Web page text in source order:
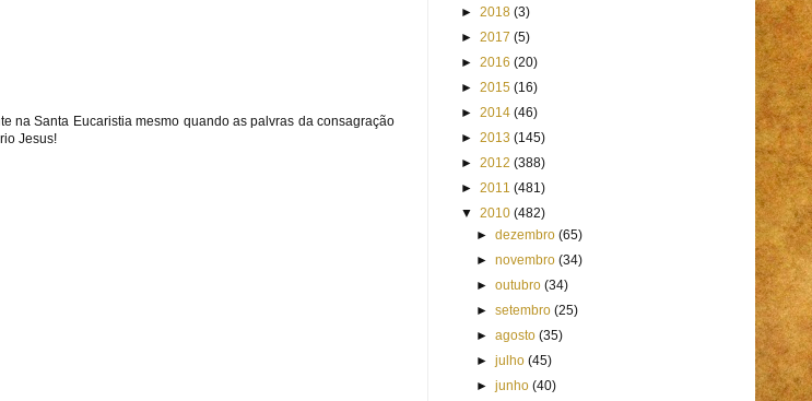
na Santa Eucaristia mesmo quando as palvras da consagração
Jesus!
► 2018 (3)
► 2017 (5)
► 2016 (20)
► 2015 (16)
► 2014 (46)
► 2013 (145)
► 2012 (388)
► 2011 (481)
▼ 2010 (482)
►dezembro(65)
►novembro(34)
►outubro(34)
►setembro(25)
►agosto(35)
►julho(45)
►junho(40)